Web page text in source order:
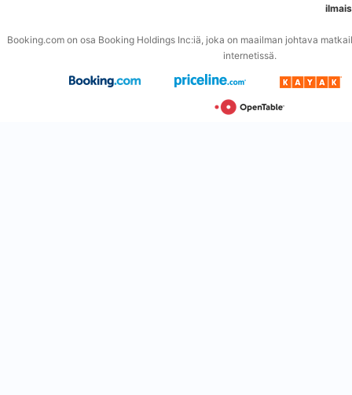
Booking.com on osa Booking Holdings Inc:iä, joka on maailman johtava
internetissä.